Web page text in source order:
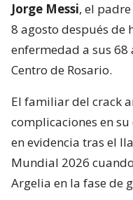
Jorge Messi, el
8 agosto después de
enfermedad a sus
Centro de Rosario.
El familiar del crack
complicaciones en
en evidencia tras el
Mundial 2026
Argelia en la fase de